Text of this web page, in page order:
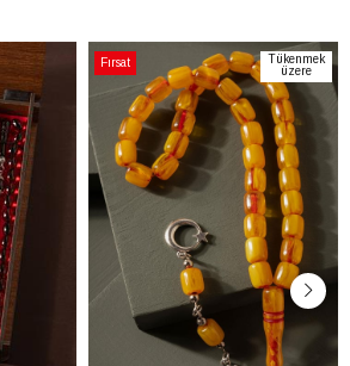
Fırsat
Ürünü
Tükenmek
üzere